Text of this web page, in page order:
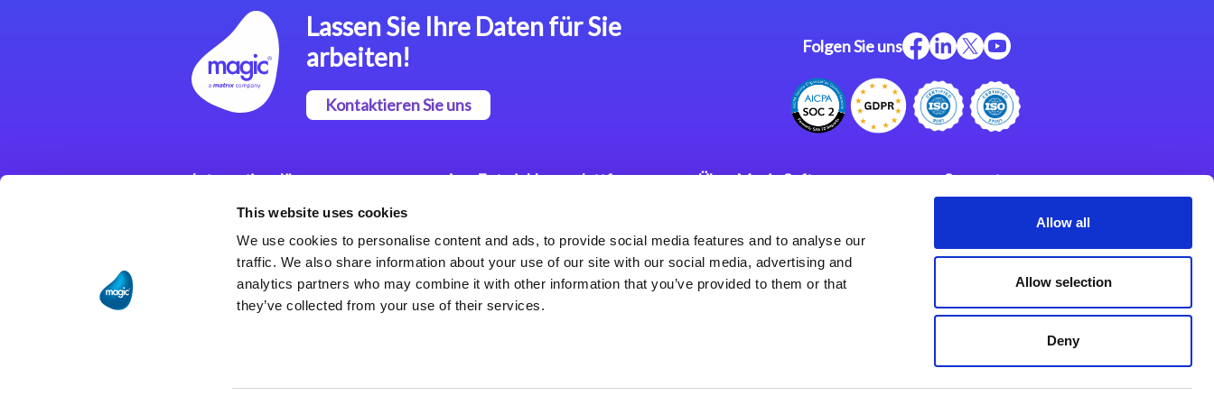
This website uses cookies
We use cookies to personalise content and ads, to provide social media features and to analyse our
traffic. We also share information about your use of our site with our social media, advertising and
analytics partners who may combine it with other information that you’ve provided to them or that
they’ve collected from your use of their services.
Allow all
Allow selection
Deny
Lassen Sie Ihre Daten für Sie
arbeiten!
Kontaktieren Sie uns
Folgen Sie uns
Integrationslösungen
Magic xpi
Integrationsplattform
App Entwicklungsplattform
Plattform
Magic xpa Web Application
Framework
Über Magic Software
Karriere
Datenschutzerklärung
Weltweite Niederlassungen
Support
Impressum